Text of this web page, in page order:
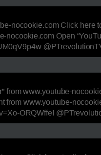
nocookie.com Click here
Open
from www.youtube-
www.youtube-
ORQWffeI